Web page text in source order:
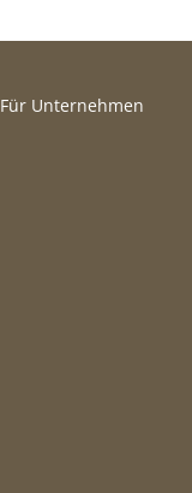
Für Unternehmen